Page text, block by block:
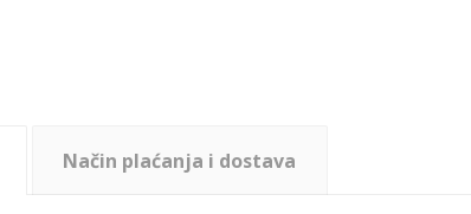
Način plaćanja i dostava